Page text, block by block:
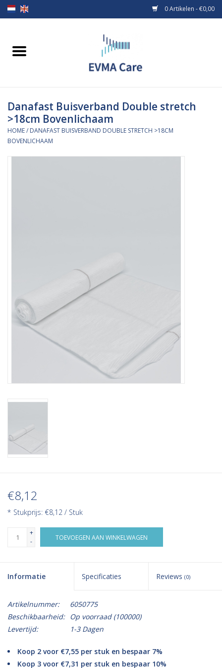
0 Artikelen - €0,00
Home
Borstvoeding
Voeding
MiniONE Button
KNO
Merken
Waterdichte pleisters:
wanneer kies je ervoor en
Danafast Buisverband Double stretch
>18cm Bovenlichaam
HOME/ DANAFAST BUISVERBAND DOUBLE STRETCH >18CM
BOVENLICHAAM
€8,12
* Stukprijs: €8,12 / Stuk
+
-
TOEVOEGEN AAN WINKELWAGEN
Informatie Specificaties Reviews (0)
Artikelnummer:
6050775
Beschikbaarheid: Op voorraad(100000)
Levertijd:
1-3 Dagen
Koop 2 voor €7,55 per stuk en bespaar 7%
Koop 3 voor €7,31 per stuk en bespaar 10%